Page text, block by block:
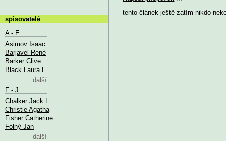
tento článek ještě zatím nikdo
spisovatelé
A - E
Asimov Isaac
Barjavel René
Barker Clive
Black Laura L.
další
F - J
Chalker Jack L.
Christie Agatha
Fisher Catherine
Folný Jan
další